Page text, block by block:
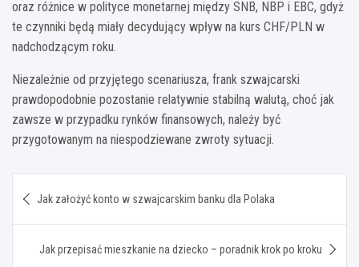
oraz różnice w polityce monetarnej między SNB, NBP i EBC, gdyż
te czynniki będą miały decydujący wpływ na kurs CHF/PLN w
nadchodzącym roku.
Niezależnie od przyjętego scenariusza, frank szwajcarski
prawdopodobnie pozostanie relatywnie stabilną walutą, choć jak
zawsze w przypadku rynków finansowych, należy być
przygotowanym na niespodziewane zwroty sytuacji.
wpisu
Jak założyć konto w szwajcarskim banku dla Polaka
Jak przepisać mieszkanie na dziecko – poradnik krok po kroku